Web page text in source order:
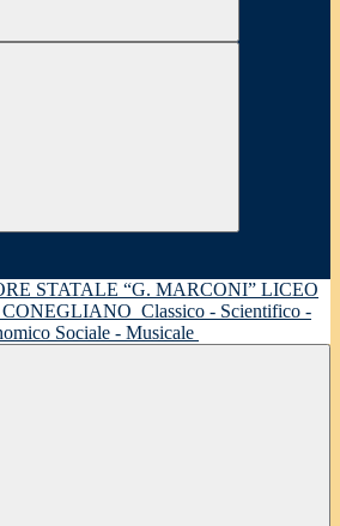
LICEO
CONEGLIANO Classico - Scientifico -
Sociale - Musicale